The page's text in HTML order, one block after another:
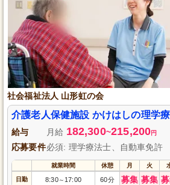
社会福祉法人 山形虹の会
介護老人保健施設 かけはしの理学
給与 月給 182,300~215,200円
応募要件必須: 理学療法士、自動車免許
就業時間 休憩 月 火
日勤 8:30～ 17:00 60分 募集 募集